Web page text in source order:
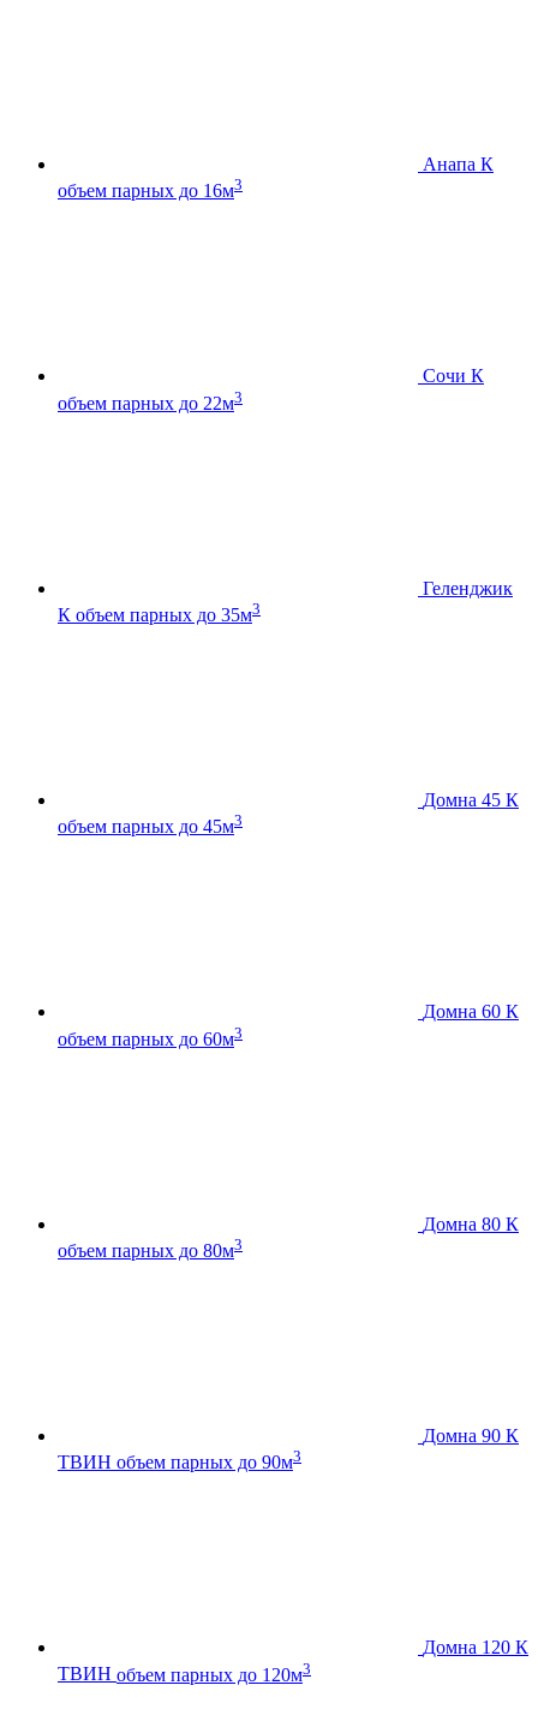
Анапа К
объем парных до 16м3
Сочи К
объем парных до 22м3
Геленджик
К объем парных до 35м3
Домна 45 К
объем парных до 45м3
Домна 60 К
объем парных до 60м3
Домна 80 К
объем парных до 80м3
Домна 90 К
ТВИН объем парных до 90м3
Домна 120 К
ТВИН объем парных до 120м3